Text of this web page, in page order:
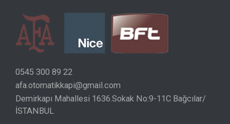
0545 300 89 22
afa.otomatikkapi@gmail.com
Demirkapı Mahallesi 1636.Sokak No:9-11C Bağcılar/
İSTANBUL